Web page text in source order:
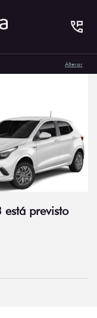
Alterar
previsto